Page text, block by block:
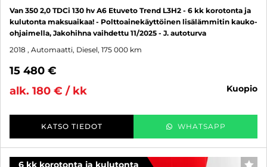
Van 350 2,0 TDCi 130 hv A6 Etuveto Trend L3H2 - 6 kk korotonta ja
kulutonta maksuaikaa! - Polttoainekäyttöinen lisälämmitin kauko-
ohjaimella, Jakohihna vaihdettu 11/2025 - J. autoturva
2018 , Automaatti, Diesel, 175 000 km
15 480 €
alk. 180 € / kk
kuopio
KATSO TIEDOT WHATSAPP
6 kk korotonta ja kulutonta